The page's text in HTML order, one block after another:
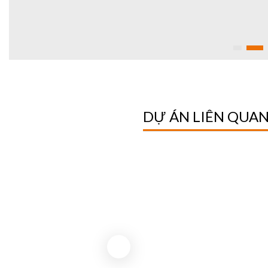
DỰ ÁN LIÊN